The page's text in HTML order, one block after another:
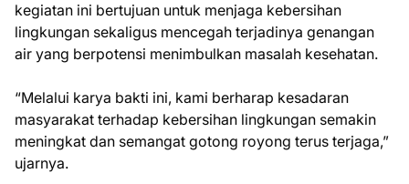
kegiatan ini bertujuan untuk menjaga kebersihan
lingkungan sekaligus mencegah terjadinya genangan
air yang berpotensi menimbulkan masalah kesehatan.
“Melalui karya bakti ini, kami berharap kesadaran
masyarakat terhadap kebersihan lingkungan semakin
meningkat dan semangat gotong royong terus terjaga,”
ujarnya.